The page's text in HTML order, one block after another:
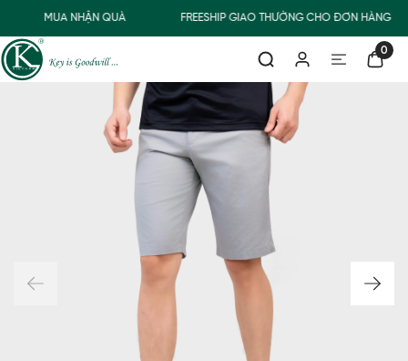
MUA NHẬN QUÀ FREESHIP GIAO THƯỜNG CHO ĐƠN HÀNG
0